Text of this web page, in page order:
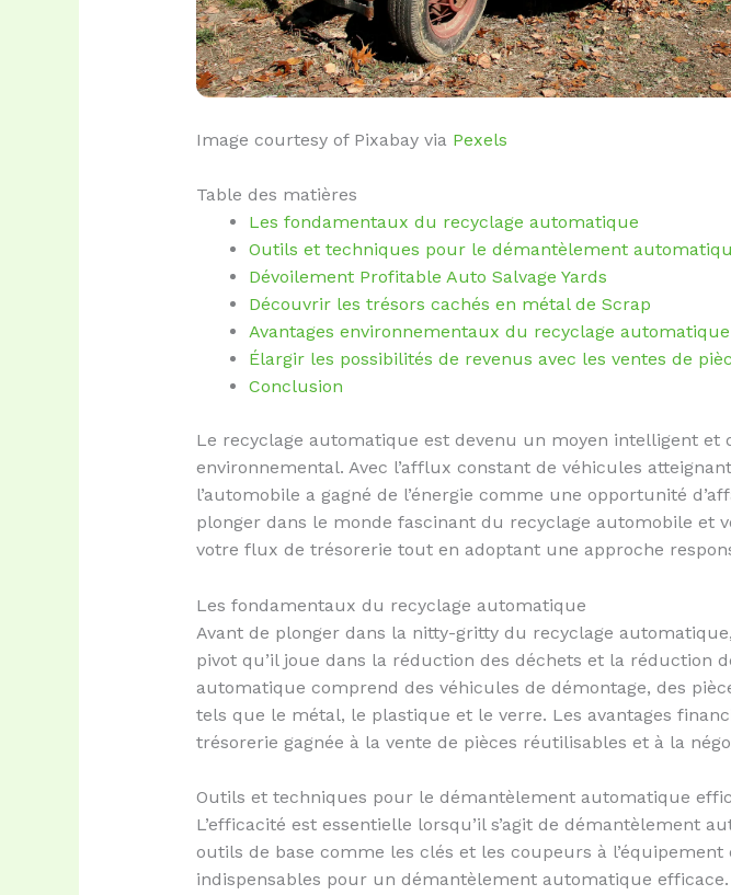
Image courtesy of Pixabay via Pexels
Table des matières
Les fondamentaux du recyclage automatique
Outils et techniques pour le démantèlement
Dévoilement Profitable Auto Salvage Yards
Découvrir les trésors cachés en métal de Scrap
Avantages environnementaux du recyclage automatique
Élargir les possibilités de revenus avec les ventes de
Conclusion
Le recyclage automatique est devenu un moyen intelligent et
environnemental. Avec l’afflux constant de véhicules
l’automobile a gagné de l’énergie comme une opportunité
plonger dans le monde fascinant du recyclage automobile et
votre flux de trésorerie tout en adoptant une approche
Les fondamentaux du recyclage automatique
Avant de plonger dans la nitty-gritty du recyclage
pivot qu’il joue dans la réduction des déchets et la réduction
automatique comprend des véhicules de démontage, des
tels que le métal, le plastique et le verre. Les avantages
trésorerie gagnée à la vente de pièces réutilisables et à la
Outils et techniques pour le démantèlement automatique
L’efficacité est essentielle lorsqu’il s’agit de démantèlement
outils de base comme les clés et les coupeurs à
indispensables pour un démantèlement automatique